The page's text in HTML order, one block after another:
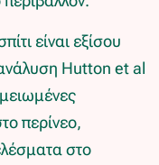
είναι εξίσου
Hutton et al
περίνεο,
στο